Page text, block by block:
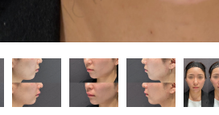
性別から探す
女性
男性